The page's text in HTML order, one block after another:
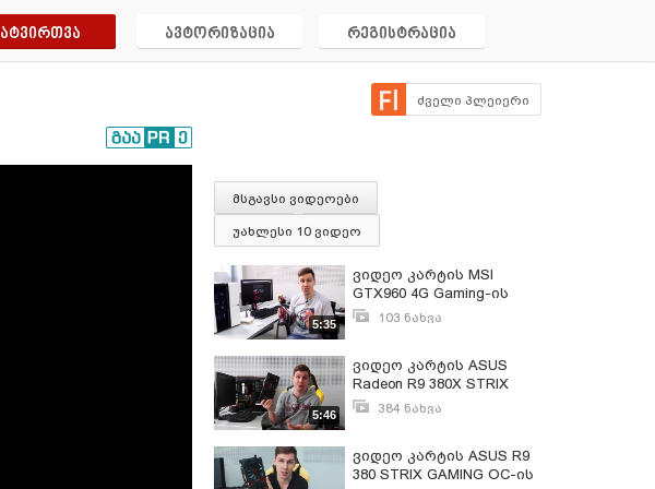
ატვირთვა ავტორიზაცია რეგისტრაცია
ძველი პლეიერი
მსგავსი ვიდეოები
უახლესი 10 ვიდეო
5:35
ვიდეო კარტის MSI
GTX960 4G Gaming-ის
განხილვა
103 ნახვა
5:46
ვიდეო კარტის ASUS
Radeon R9 380X STRIX
GAMING-ის განხილვა
384 ნახვა
ვიდეო კარტის ASUS R9
380 STRIX GAMING OC-ის